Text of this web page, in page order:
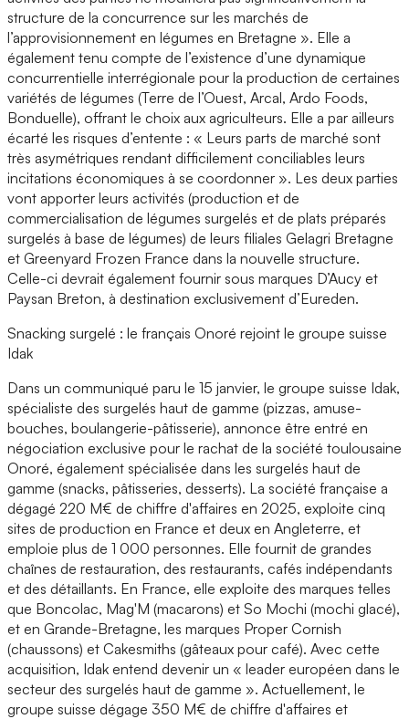
structure de la concurrence sur les marchés de
l’approvisionnement en légumes en Bretagne ». Elle a
également tenu compte de l’existence d’une dynamique
concurrentielle interrégionale pour la production de certaines
variétés de légumes (Terre de l’Ouest, Arcal, Ardo Foods,
Bonduelle), offrant le choix aux agriculteurs. Elle a par ailleurs
écarté les risques d’entente : « Leurs parts de marché sont
très asymétriques rendant difficilement conciliables leurs
incitations économiques à se coordonner ». Les deux parties
vont apporter leurs activités (production et de
commercialisation de légumes surgelés et de plats préparés
surgelés à base de légumes) de leurs filiales Gelagri Bretagne
et Greenyard Frozen France dans la nouvelle structure.
Celle-ci devrait également fournir sous marques D’Aucy et
Paysan Breton, à destination exclusivement d’Eureden.
Snacking surgelé : le français Onoré rejoint le groupe suisse
Idak
Dans un communiqué paru le 15 janvier, le groupe suisse Idak,
spécialiste des surgelés haut de gamme (pizzas, amuse-
bouches, boulangerie-pâtisserie), annonce être entré en
négociation exclusive pour le rachat de la société toulousaine
Onoré, également spécialisée dans les surgelés haut de
gamme (snacks, pâtisseries, desserts). La société française a
dégagé 220 M€ de chiffre d'affaires en 2025, exploite cinq
sites de production en France et deux en Angleterre, et
emploie plus de 1 000 personnes. Elle fournit de grandes
chaînes de restauration, des restaurants, cafés indépendants
et des détaillants. En France, elle exploite des marques telles
que Boncolac, Mag'M (macarons) et So Mochi (mochi glacé),
et en Grande-Bretagne, les marques Proper Cornish
(chaussons) et Cakesmiths (gâteaux pour café). Avec cette
acquisition, Idak entend devenir un « leader européen dans le
secteur des surgelés haut de gamme ». Actuellement, le
groupe suisse dégage 350 M€ de chiffre d'affaires et